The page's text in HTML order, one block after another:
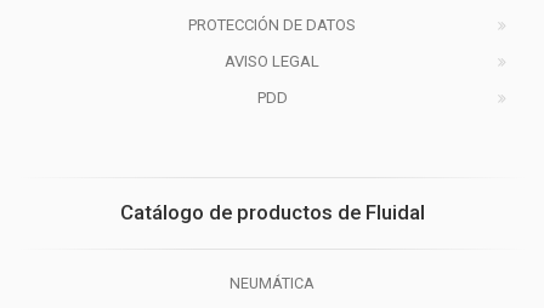
PROTECCIÓN DE DATOS
AVISO LEGAL
PDD
Catálogo de productos de Fluidal
NEUMÁTICA